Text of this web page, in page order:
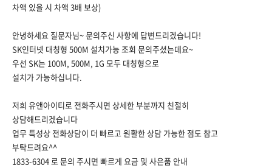
차액 있을 시 차액 3배 보상)
안녕하세요 질문자님~ 문의주신 사항에 답변드리겠습니다!
SK인터넷 대칭형 500M 설치가능 조회 문의주셨는데요~
우선 SK는 100M, 500M, 1G 모두 대칭형으로
설치가 가능하십니다.
저희 유앤아이티로 전화주시면 상세한 부분까지 친절히
상담해드리겠습니다
업무 특성상 전화상담이 더 빠르고 원활한 상담 가능한 점도 참고
부탁드려요^^
1833-6304 로 문의 주시면 빠르게 요금 및 사은품 안내